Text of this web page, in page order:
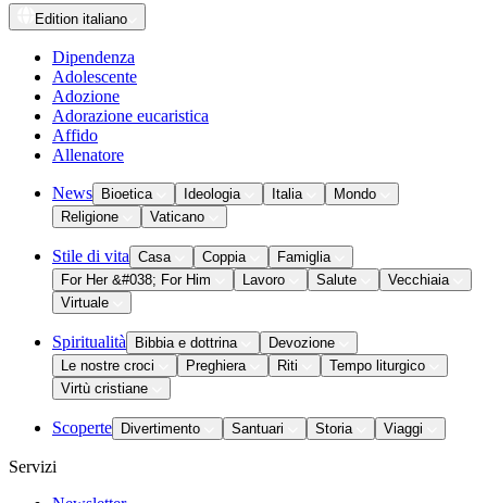
Edition italiano
Dipendenza
Adolescente
Adozione
Adorazione eucaristica
Affido
Allenatore
News Bioetica Ideologia Italia
Mondo
Religione
Vaticano
Stile di vita Casa Coppia
Famiglia
For Her &#038; For Him
Lavoro Salute
Vecchiaia
Virtuale
Spiritualità Bibbia e dottrina
Devozione
Le nostre croci
Preghiera Riti
Tempo liturgico
Virtù cristiane
Scoperte Divertimento Santuari Storia Viaggi
Servizi